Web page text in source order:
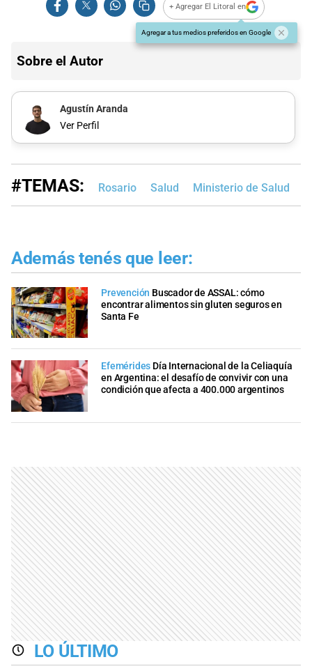
+ Agregar El Litoral en
Agregar a tus medios preferidos en Google
Sobre el Autor
Agustín Aranda
Ver Perfil
#TEMAS: Rosario Salud Ministerio de Salud
Además tenés que leer:
Prevención Buscador de ASSAL: cómo
encontrar alimentos sin gluten seguros en
Santa Fe
Efemérides Día Internacional de la Celiaquía
en Argentina: el desafío de convivir con una
condición que afecta a 400.000 argentinos
LO ÚLTIMO